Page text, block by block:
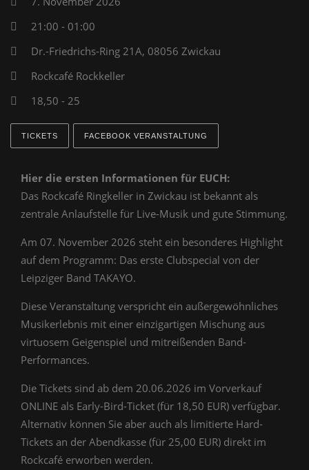
21:00 - 01:00
Dr.-Friedrichs-Ring 21A, 08056 Zwickau
Rockcafé Rockkeller
18,50 - 25
TICKETS FACEBOOK VERANSTALTUNG
Hier die ersten Informationen für EUCH:
Das Rockcafé Ringkeller in Zwickau ist bekannt als
zentrale Anlaufstelle für Live-Musik und gute Stimmung.
Am 07. November 2026 steht ein besonderes Highlight
auf dem Programm: Das erste Clubspecial von der
Leipziger Band TAKAYO.
Diese Veranstaltung verspricht ein außergewöhnliches
Musikerlebnis mit einer einzigartigen Mischung aus
virtuosem Geigenspiel und mitreißenden Band-
Performances.
Die Tickets sind ab dem 20.06.2026 im Vorverkauf
ONLINE als Early-Bird-Ticket (für 18,50 EUR) verfügbar.
Alternativ können Sie aber auch als limitierte Hard-
Tickets an der Abendkasse (für 25,00 EUR) direkt im
Rockcafé erworben werden.